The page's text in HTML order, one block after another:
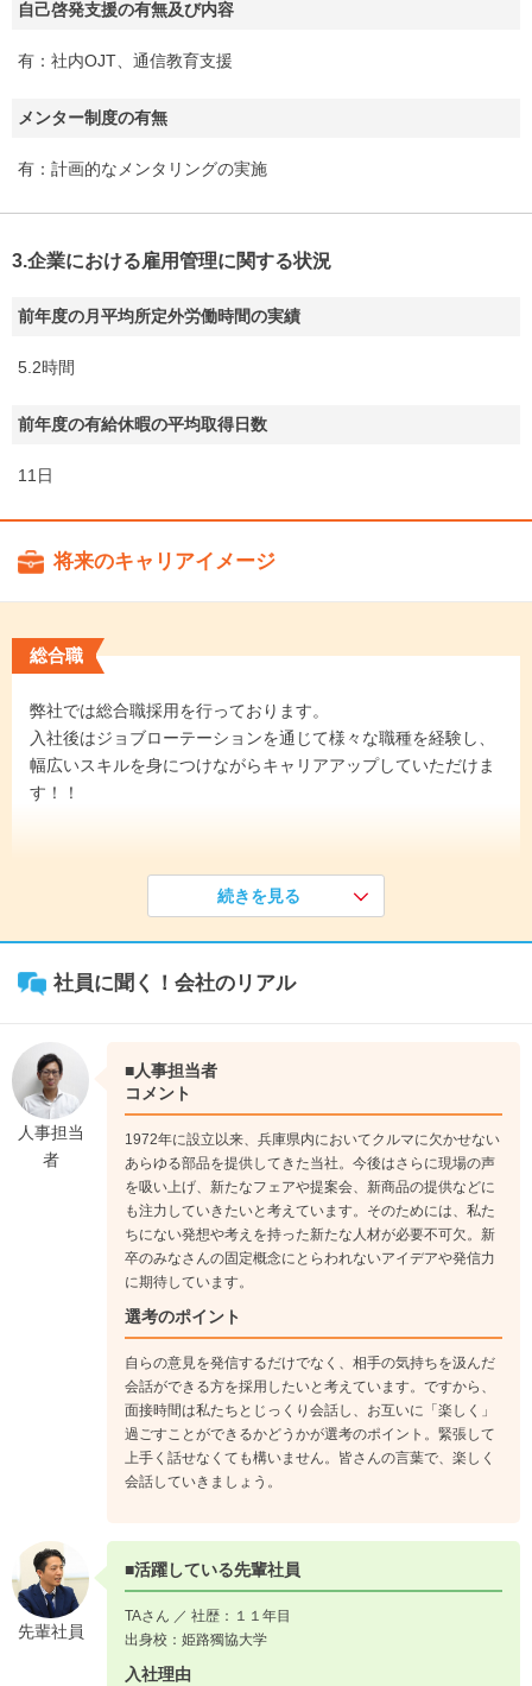
自己啓発支援の有無及び内容
有：社内OJT、通信教育支援
メンター制度の有無
有：計画的なメンタリングの実施
3.企業における雇用管理に関する状況
前年度の月平均所定外労働時間の実績
5.2時間
前年度の有給休暇の平均取得日数
11日
将来のキャリアイメージ
総合職
弊社では総合職採用を行っております。
入社後はジョブローテーションを通じて様々な職種を経験し、
幅広いスキルを身につけながらキャリアアップしていただけま
す！！
入社後は約1か月の新入社員研修を経て、営業所フロアGや物流
基礎を身につけていきます！！
物流部門での経験を積んだ後は、営業・受注・企画など、さま
ざまな部署にチャレンジ！！
3年目からは、さらに活躍の場が広がり、自分の強みを活かし
ながらキャリアの幅を広げていけます。
続きを見る
社員に聞く！会社のリアル
人事担当
者
■人事担当者
コメント
1972年に設立以来、兵庫県内においてクルマに欠かせない
あらゆる部品を提供してきた当社。今後はさらに現場の声
を吸い上げ、新たなフェアや提案会、新商品の提供などに
も注力していきたいと考えています。そのためには、私た
ちにない発想や考えを持った新たな人材が必要不可欠。新
卒のみなさんの固定概念にとらわれないアイデアや発信力
に期待しています。
選考のポイント
自らの意見を発信するだけでなく、相手の気持ちを汲んだ
会話ができる方を採用したいと考えています。ですから、
面接時間は私たちとじっくり会話し、お互いに「楽しく」
過ごすことができるかどうかが選考のポイント。緊張して
上手く話せなくても構いません。皆さんの言葉で、楽しく
会話していきましょう。
先輩社員
■活躍している先輩社員
TAさん ／ 社歴：１１年目
出身校：姫路獨協大学
入社理由